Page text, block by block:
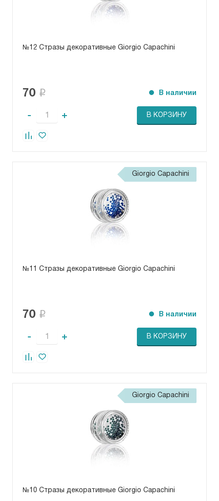
№12 Стразы декоративные Giorgio Capachini
70 В наличии
- + В КОРЗИНУ
Giorgio Capachini
№11 Стразы декоративные Giorgio Capachini
70 В наличии
- + В КОРЗИНУ
Giorgio Capachini
№10 Стразы декоративные Giorgio Capachini